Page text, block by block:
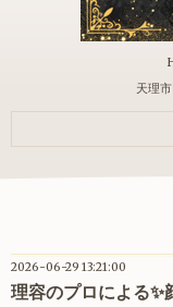
天理
2026-06-29 13:21:00
理容のプロによる